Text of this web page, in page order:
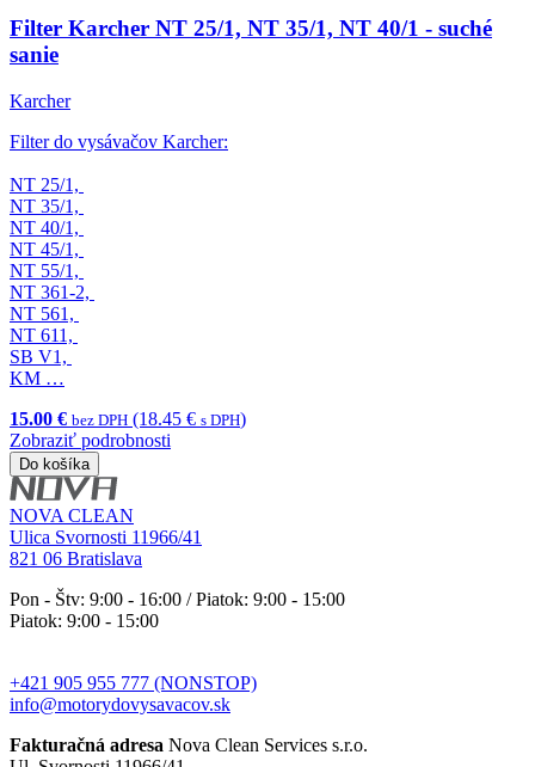
Filter Karcher NT 25/1, NT 35/1, NT 40/1 - suché
sanie
Karcher
Filter do vysávačov Karcher:
NT 25/1,
NT 35/1,
NT 40/1,
NT 45/1,
NT 55/1,
NT 361-2,
NT 561,
NT 611,
SB V1,
KM …
15.00 € bez DPH (18.45 € s DPH)
Zobraziť podrobnosti
Do košíka
NOVA CLEAN
Ulica Svornosti 11966/41
821 06 Bratislava
Pon - Štv: 9:00 - 16:00 / Piatok: 9:00 - 15:00
Piatok: 9:00 - 15:00
+421 905 955 777 (NONSTOP)
info@motorydovysavacov.sk
Fakturačná adresa Nova Clean Services s.r.o.